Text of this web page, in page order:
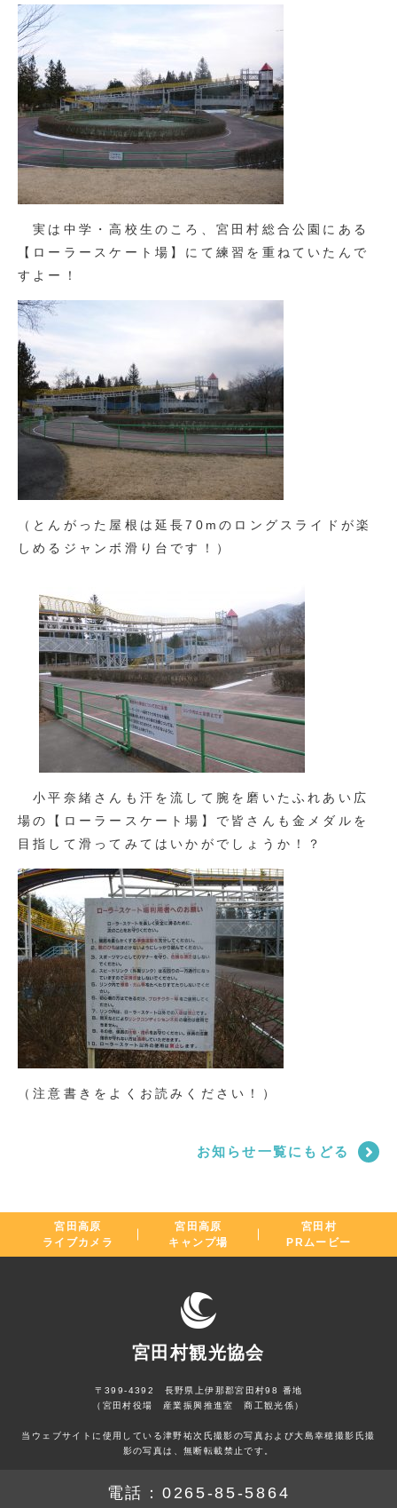
実は中学・高校生のころ、宮田村総合公園にある
【ローラースケート場】にて練習を重ねていたんで
すよー！
（とんがった屋根は延長70mのロングスライドが楽
しめるジャンボ滑り台です！）
小平奈緒さんも汗を流して腕を磨いたふれあい広
場の【ローラースケート場】で皆さんも金メダルを
目指して滑ってみてはいかがでしょうか！？
（注意書きをよくお読みください！）
お知らせ一覧にもどる
宮田高原
ライブカメラ
宮田高原
キャンプ場
宮田村
PRムービー
宮田村観光協会
〒399-4392 長野県上伊那郡宮田村98 番地
（宮田村役場 産業振興推進室 商工観光係）
当ウェブサイトに使用している津野祐次氏撮影の写真および大島幸穂撮影氏撮
影の写真は、無断転載禁止です。
電話： 0265-85-5864